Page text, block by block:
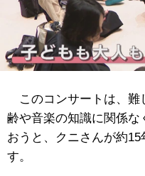
このコンサートは、難
齢や音楽の知識に関係な
おうと、クニさんが約
す。